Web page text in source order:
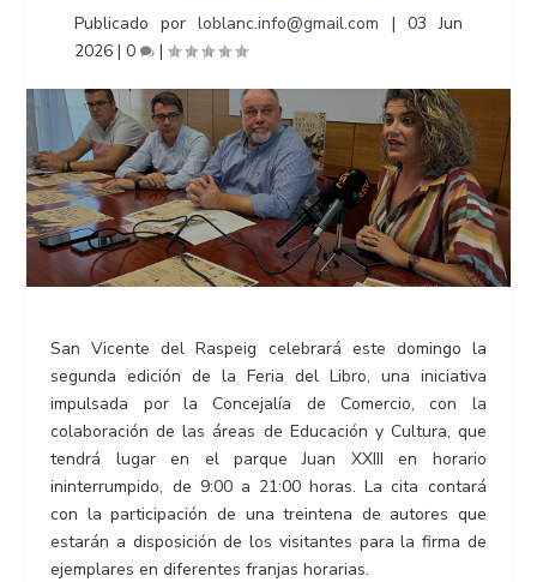
Publicado porloblanc.info@gmail.com | 03 Jun
2026 |0 |
San Vicente del Raspeig celebrará este domingo la
segunda edición de la Feria del Libro, una iniciativa
impulsada por la Concejalía de Comercio, con la
colaboración de las áreas de Educación y Cultura, que
tendrá lugar en el parque Juan XXIII en horario
ininterrumpido, de 9:00 a 21:00 horas. La cita contará
con la participación de una treintena de autores que
estarán a disposición de los visitantes para la firma de
ejemplares en diferentes franjas horarias.